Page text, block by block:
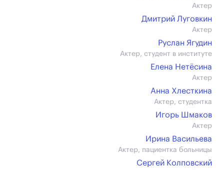
Актер
Дмитрий Луговкин
Актер
Руслан Ягудин
Актер, студент в институте
Елена Нетёсина
Актер
Анна Хлесткина
Актер, студентка
Игорь Шмаков
Актер
Ирина Васильева
Актер, пациентка больницы
Сергей Колповский